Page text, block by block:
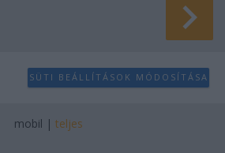
SÜTI BEÁLLÍTÁSOK MÓDOSÍTÁSA
mobil | teljes